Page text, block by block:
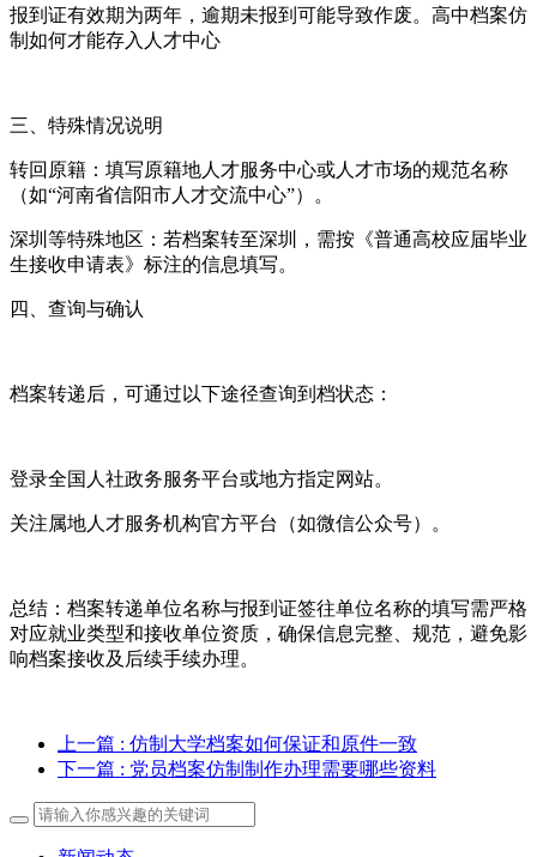
报到证有效期为两年，逾期未报到可能导致作废。高中档案仿
制如何才能存入人才中心
三、特殊情况说明
转回原籍‌：填写原籍地人才服务中心或人才市场的规范名称
（如“河南省信阳市人才交流中心”）。
深圳等特殊地区‌：若档案转至深圳，需按《普通高校应届毕业
生接收申请表》标注的信息填写。
四、查询与确认
档案转递后，可通过以下途径查询到档状态：
登录全国人社政务服务平台或地方指定网站。
关注属地人才服务机构官方平台（如微信公众号）。
总结：档案转递单位名称与报到证签往单位名称的填写需严格
对应就业类型和接收单位资质，确保信息完整、规范，避免影
响档案接收及后续手续办理。
上一篇 : 仿制大学档案如何保证和原件一致
下一篇 : 党员档案仿制制作办理需要哪些资料